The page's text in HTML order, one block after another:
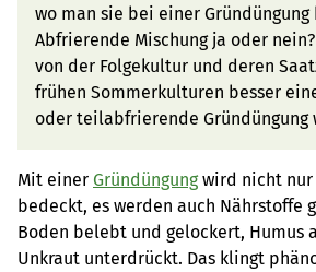
wo man sie bei einer
Abfrierende Mischung ja oder
von der Folgekultur und deren
frühen Sommerkulturen besser
oder teilabfrierende Gründüngung
Mit einer Gründüngungwird nicht nur
bedeckt, es werden auch Nährstoffe
Boden belebt und gelockert, Humus
Unkraut unterdrückt. Das klingt